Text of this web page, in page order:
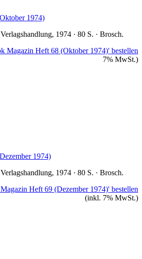
1974)
1974 · 80 S. · Brosch.
7% MwSt.)
1974)
1974 · 80 S. · Brosch.
(inkl. 7% MwSt.)